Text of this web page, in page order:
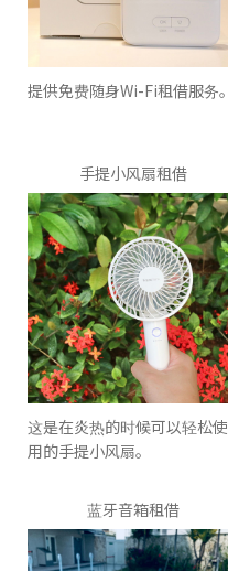
提供免费随身Wi-Fi租借服务。
手提小风扇租借
这是在炎热的时候可以轻松使
用的手提小风扇。
蓝牙音箱租借